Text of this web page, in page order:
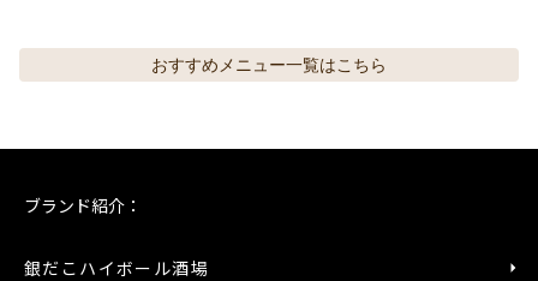
おすすめメニュー一覧はこちら
ブランド紹介：
銀だこハイボール酒場